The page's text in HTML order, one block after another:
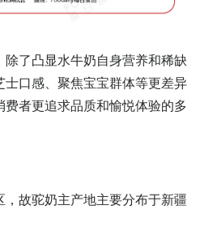
了凸显水牛奶自身营养和稀缺
口感、聚焦宝宝群体等更差异
者更追求品质和愉悦体验的多
故驼奶主产地主要分布于新疆